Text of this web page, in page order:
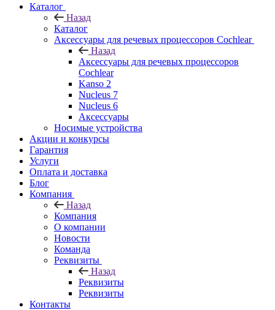
Каталог
Назад
Каталог
Аксессуары для речевых процессоров Cochlear
Назад
Аксессуары для речевых процессоров
Cochlear
Kanso 2
Nucleus 7
Nucleus 6
Аксессуары
Носимые устройства
Акции и конкурсы
Гарантия
Услуги
Оплата и доставка
Блог
Компания
Назад
Компания
О компании
Новости
Команда
Реквизиты
Назад
Реквизиты
Реквизиты
Контакты